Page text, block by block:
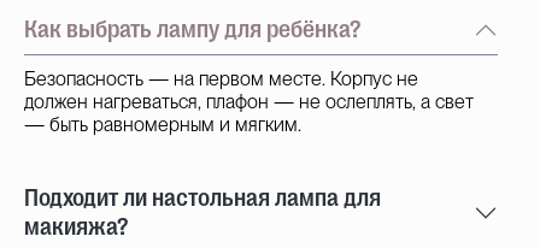
Как выбрать лампу для ребёнка?
Безопасность — на первом месте. Корпус не
должен нагреваться, плафон — не ослеплять, а свет
— быть равномерным и мягким.
Подходит ли настольная лампа для
макияжа?